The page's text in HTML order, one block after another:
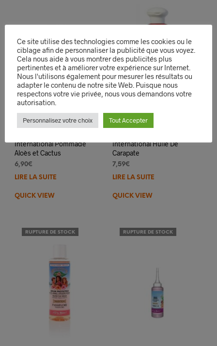
International Pommade
Aloès et Cactus
6,90€
LIRE LA SUITE
QUICK VIEW
International Huile De
Carapate
7,59€
LIRE LA SUITE
QUICK VIEW
RUPTURE DE STOCK RUPTURE DE STOCK
Ce site utilise des technologies comme les cookies ou le
ciblage afin de personnaliser la publicité que vous voyez.
Cela nous aide à vous montrer des publicités plus
pertinentes et à améliorer votre expérience sur Internet.
Nous l'utilisons également pour mesurer les résultats ou
adapter le contenu de notre site Web. Puisque nous
respectons votre vie privée, nous vous demandons votre
autorisation.
Personnalisez votre choix Tout Accepter